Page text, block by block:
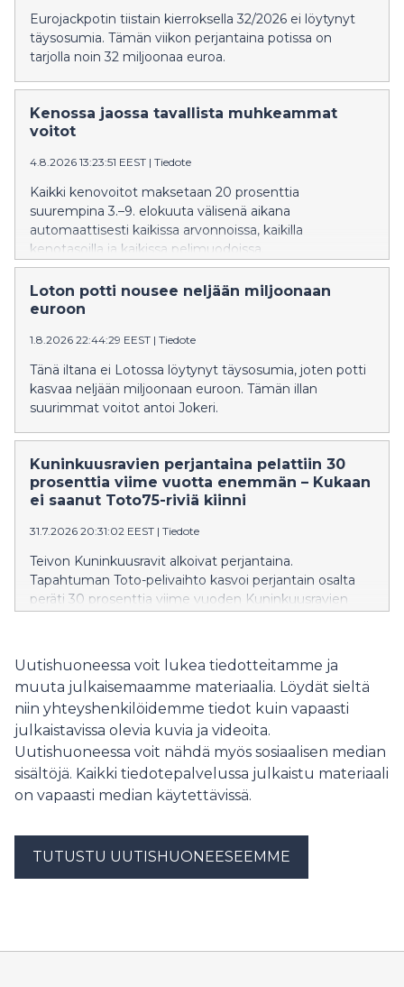
Eurojackpotin tiistain kierroksella 32/2026 ei löytynyt
täysosumia. Tämän viikon perjantaina potissa on
tarjolla noin 32 miljoonaa euroa.
Kenossa jaossa tavallista muhkeammat
voitot
4.8.2026 13:23:51 EEST | Tiedote
Kaikki kenovoitot maksetaan 20 prosenttia
suurempina 3.–9. elokuuta välisenä aikana
automaattisesti kaikissa arvonnoissa, kaikilla
kenotasoilla ja kaikissa pelimuodoissa.
Loton potti nousee neljään miljoonaan
euroon
1.8.2026 22:44:29 EEST | Tiedote
Tänä iltana ei Lotossa löytynyt täysosumia, joten potti
kasvaa neljään miljoonaan euroon. Tämän illan
suurimmat voitot antoi Jokeri.
Kuninkuusravien perjantaina pelattiin 30
prosenttia viime vuotta enemmän – Kukaan
ei saanut Toto75-riviä kiinni
31.7.2026 20:31:02 EEST | Tiedote
Teivon Kuninkuusravit alkoivat perjantaina.
Tapahtuman Toto-pelivaihto kasvoi perjantain osalta
peräti 30 prosenttia viime vuoden Kuninkuusravien
Uutishuoneessa voit lukea tiedotteitamme ja
muuta julkaisemaamme materiaalia. Löydät sieltä
niin yhteyshenkilöidemme tiedot kuin vapaasti
julkaistavissa olevia kuvia ja videoita.
Uutishuoneessa voit nähdä myös sosiaalisen median
sisältöjä. Kaikki tiedotepalvelussa julkaistu materiaali
on vapaasti median käytettävissä.
TUTUSTU UUTISHUONEESEEMME